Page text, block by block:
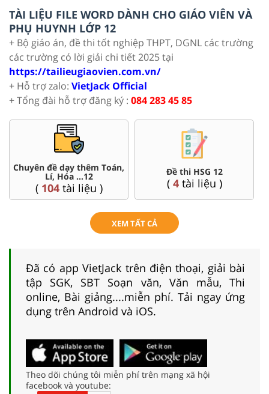
TÀI LIỆU FILE WORD DÀNH CHO GIÁO VIÊN VÀ
PHỤ HUYNH LỚP 12
+ Bộ giáo án, đề thi tốt nghiệp THPT, DGNL các trường
các trường có lời giải chi tiết 2025 tại
https://tailieugiaovien.com.vn/
+ Hỗ trợ zalo: VietJack Official
+ Tổng đài hỗ trợ đăng ký : 084 283 45 85
Chuyên đề dạy thêm Toán,
Lí, Hóa ...12
( 104tài liệu )
Đề thi HSG 12
( 4tài liệu )
XEM TẤT CẢ
Đã có app VietJack trên điện thoại, giải bài
tập SGK, SBT Soạn văn, Văn mẫu, Thi
online, Bài giảng....miễn phí. Tải ngay ứng
dụng trên Android và iOS.
Theo dõi chúng tôi miễn phí trên mạng xã hội
facebook và youtube: